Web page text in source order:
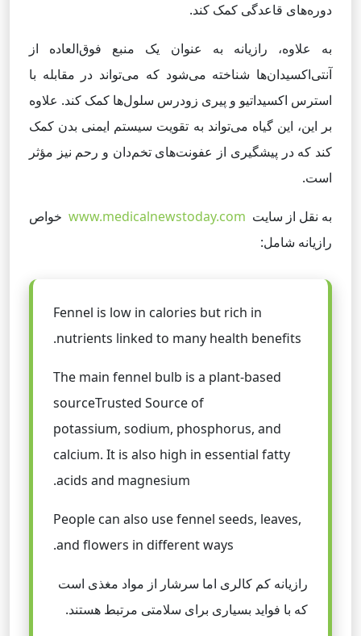
دوره‌های قاعدگی کمک کند.
به علاوه، رازیانه به عنوان یک منبع فوق‌العاده از
آنتی‌اکسیدان‌ها شناخته می‌شود که می‌تواند در مقابله با
استرس اکسیداتیو و پیری زودرس سلول‌ها کمک کند. علاوه
بر این، این گیاه می‌تواند به تقویت سیستم ایمنی بدن کمک
کند که در پیشگیری از عفونت‌های تخم‌دان و رحم نیز مؤثر
است.
به نقل از سایت www.medicalnewstoday.com خواص
رازیانه شامل:
Fennel is low in calories but rich in
nutrients linked to many health benefits.
The main fennel bulb is a plant-based
sourceTrusted Source of
potassium, sodium, phosphorus, and
calcium. It is also high in essential fatty
acids and magnesium.
People can also use fennel seeds, leaves,
and flowers in different ways.
رازیانه کم کالری اما سرشار از مواد مغذی است
که با فواید بسیاری برای سلامتی مرتبط هستند.